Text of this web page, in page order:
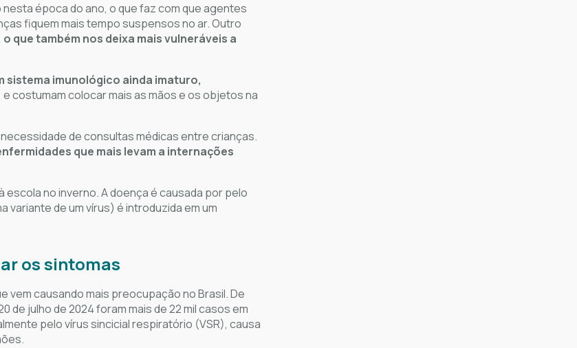
época do ano, o que faz com que agentes
fiquem mais tempo suspensos no ar. Outro
que também nos deixa mais vulneráveis a
sistema imunológico ainda imaturo,
costumam colocar mais as mãos e os objetos na
de consultas médicas entre crianças.
que mais levam a internações
no inverno. A doença é causada por pelo
variante de um vírus) é introduzida em um
os sintomas
causando mais preocupação no Brasil. De
de julho de 2024 foram mais de 22 mil casos em
pelo vírus sincicial respiratório (VSR), causa